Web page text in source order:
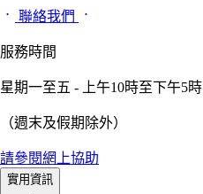
聯絡我們
服務時間
星期一至五 - 上午10時至下午5時
（週末及假期除外）
請參閱網上協助
實用資訊